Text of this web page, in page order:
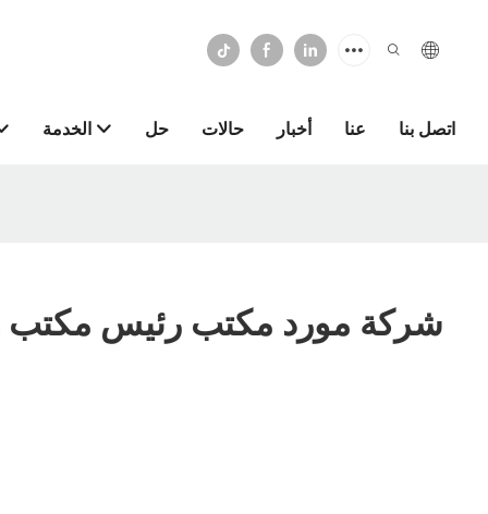
الخدمة حل حالات أخبار عنا اتصل بنا
شركة مورد مكتب رئيس مكتب